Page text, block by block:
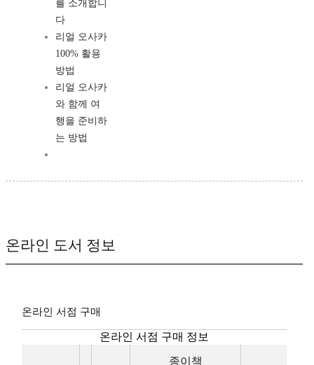
를 소개합니
다
리얼 오사카
100% 활용
방법
리얼 오사카
와 함께 여
행을 준비하
는 방법
온라인 도서 정보
온라인 서점 구매
온라인 서점 구매 정보
종이책